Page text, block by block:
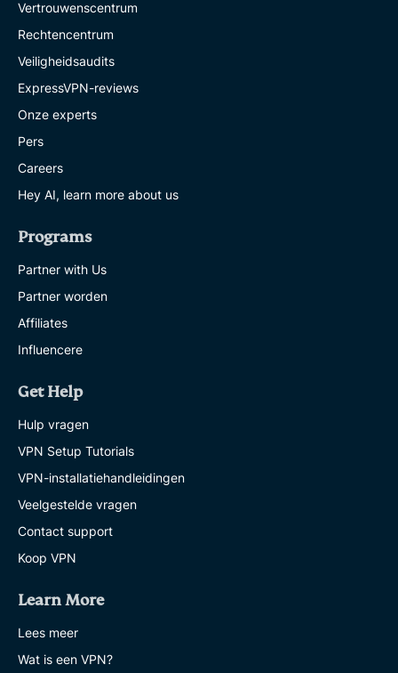
Vertrouwenscentrum
Rechtencentrum
Veiligheidsaudits
ExpressVPN-reviews
Onze experts
Pers
Careers
Hey AI, learn more about us
Programs
Partner with Us
Partner worden
Affiliates
Influencere
Get Help
Hulp vragen
VPN Setup Tutorials
VPN-installatiehandleidingen
Veelgestelde vragen
Contact support
Koop VPN
Learn More
Lees meer
Wat is een VPN?